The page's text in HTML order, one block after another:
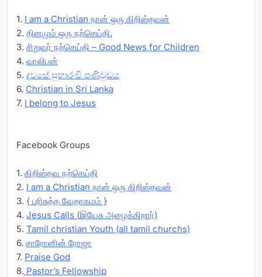
1. I am a Christian நான் ஒரு கிறிஸ்தவன்
2. தினமும் ஒரு நற்செய்தி.
3. சிறுவர் நற்செய்தி – Good News for Children
4. வாலிபன்
5. දවසේ සුභාරංචි පණිවුඩය
6. Christian in Sri Lanka
7. I belong to Jesus
Facebook Groups
1. கிறிஸ்தவ நற்செய்தி
2. I am a Christian நான் ஒரு கிறிஸ்தவன்
3. { பரிசுத்த வேதாகமம் }
4. Jesus Calls (இயேசு அழைக்கிறார்)
5. Tamil christian Youth (all tamil churchs)
6. சாரோனின் ரோஜா
7. Praise God
8. Pastor’s Fellowship